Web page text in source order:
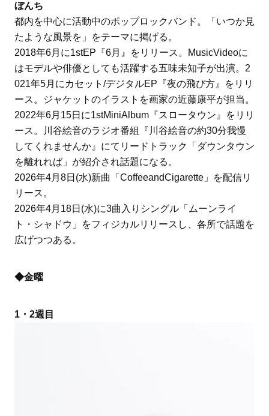
ぼんち
都内を中心に活動中のポップロックバンド。「いつか見
たような風景を」をテーマに掲げる。
2018年6月に1stEP『6月』をリリース。MusicVideoに
はモデルや俳優としても活躍する五味未知子が出演。2
021年5月にカセット/デジタルEP『夜の飛び方』をリリ
ース。ジャケットのイラストを画家の近藤康平が担当。
2022年6月15日に1stMiniAlbum『スロータウン』をリリ
ース。川谷絵音のラジオ番組『川谷絵音の約30分我慢
してくれませんか』にてリードトラック「ダウンタウン
を離れれば」が紹介され話題になる。
2026年4月8日(水)新曲「CoffeeandCigarette」を配信リ
リース。
2026年4月18日(水)に3曲入りシングル「ムーンライ
ト・シャドウ」をフィジカルリリースし、各所で話題を
広げつつある。
◆金曜
1・2週目